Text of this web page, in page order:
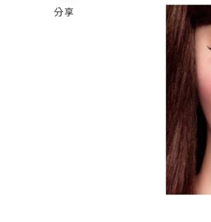
分享